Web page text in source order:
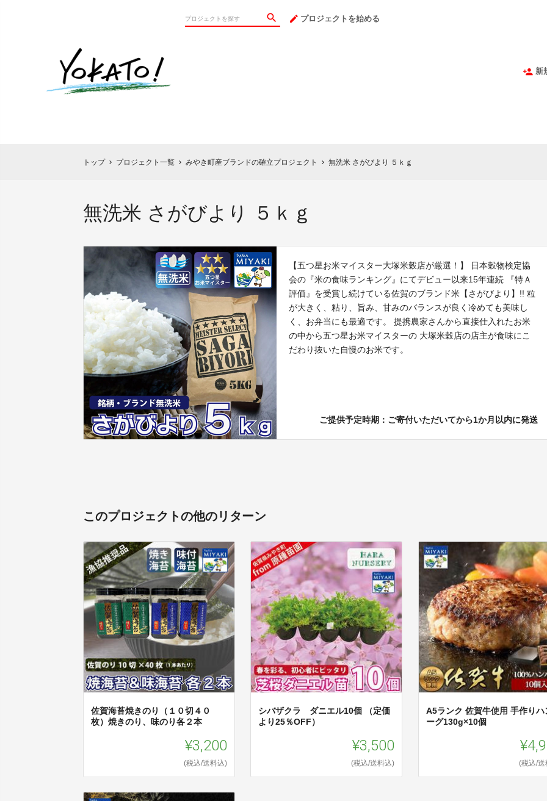
プロジェクトを始める
新
トップ chevron_right プロジェクト一覧 chevron_right みやき町産ブランドの確立プロジェクト chevron_right 無洗米 さがびより ５ｋｇ
無洗米 さがびより ５ｋｇ
【五つ星お米マイスター大塚米穀店が厳選！】 日本穀物検定協
会の『米の食味ランキング』にてデビュー以来15年連続 『特Ａ
評価』を受賞し続けている佐賀のブランド米【さがびより】!! 粒
が大きく、粘り、旨み、甘みのバランスが良く冷めても美味し
く、お弁当にも最適です。 提携農家さんから直接仕入れたお米
の中から五つ星お米マイスターの 大塚米穀店の店主が食味にこ
だわり抜いた自慢のお米です。
ご提供予定時期：ご寄付いただいてから1か月以内に発送
このプロジェクトの他のリターン
佐賀海苔焼きのり（１０切４０
枚）焼きのり、味のり各２本
¥3,200
(税込/送料込)
シバザクラ ダニエル10個 （定価
より25％OFF）
¥3,500
(税込/送料込)
A5ランク 佐賀牛使用 手作りハ
ーグ130g×10個
(税込/送